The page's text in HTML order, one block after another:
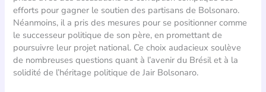
efforts pour gagner le soutien des partisans de Bolsonaro.
Néanmoins, il a pris des mesures pour se positionner comme
le successeur politique de son père, en promettant de
poursuivre leur projet national. Ce choix audacieux soulève
de nombreuses questions quant à l’avenir du Brésil et à la
solidité de l’héritage politique de Jair Bolsonaro.